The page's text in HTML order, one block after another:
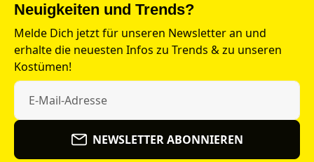
Neuigkeiten und Trends?
Melde Dich jetzt für unseren Newsletter an und
erhalte die neuesten Infos zu Trends & zu unseren
Kostümen!
NEWSLETTER ABONNIEREN